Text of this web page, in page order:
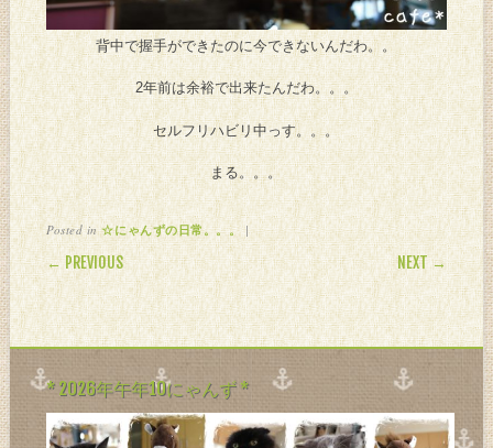
背中で握手ができたのに今できないんだわ。。
2年前は余裕で出来たんだわ。。。
セルフリハビリ中っす。。。
まる。。。
Posted in☆にゃんずの日常。。。 |
POST NAVIGATION
← PREVIOUS NEXT →
* 2026年午年10にゃんず *